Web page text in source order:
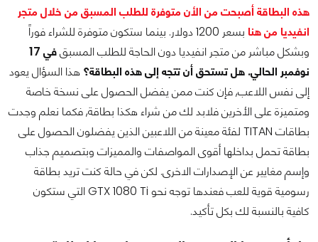
هذه البطاقة أصبحت من الأن متوفرة للطلب المسبق من خلال متجر
انفيديا من هنا
بسعر 1200 دولار. بينما ستكون متوفرة للشراء فوراً
وبشكل مباشر من متجر انفيديا دون الحاجة للطلب المسبق
في 17
نوفمبر الحالي. هل تستحق أن تتجه إلى هذه البطاقة؟ هذا السؤال يعود
إلى نفس اللاعب, فإن كنت ممن يفضل الحصول على نسخة خاصة
ومتميزة على الأخرين فلابد لك من شراء هكذا بطاقة, فكما نعلم وجدت
بطاقات TITAN لفئة معينة من اللاعبين الذين يفضلون الحصول على
بطاقة تحمل بداخلها أقوى المواصفات والمميزات وبتصميم جذاب
وإسم مغايير عن الإصدارات الاخرى. لكن في حالة كنت تريد بطاقة
رسومية قوية للعب فعندها توجه نحو GTX 1080 Ti التي ستكون
كافية بالنسبة لك بكل تأكيد.